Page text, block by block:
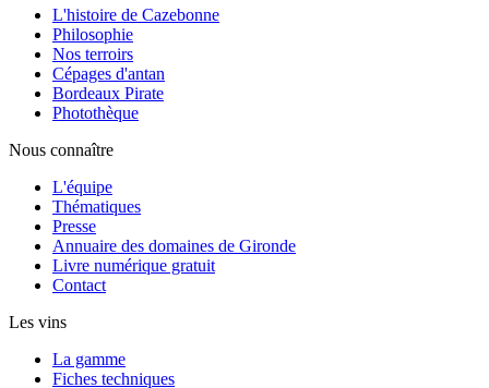
L'histoire de Cazebonne
Philosophie
Nos terroirs
Cépages d'antan
Bordeaux Pirate
Photothèque
Nous connaître
L'équipe
Thématiques
Presse
Annuaire des domaines de Gironde
Livre numérique gratuit
Contact
Les vins
La gamme
Fiches techniques